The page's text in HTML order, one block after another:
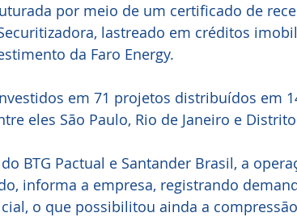
por meio de um certificado de
lastreado em créditos
da Faro Energy.
em 71 projetos distribuídos em
eles São Paulo, Rio de Janeiro e
BTG Pactual e Santander Brasil, a
informa a empresa, registrando
o que possibilitou ainda a